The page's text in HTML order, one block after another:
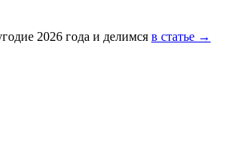
2026 года и делимся в статье →